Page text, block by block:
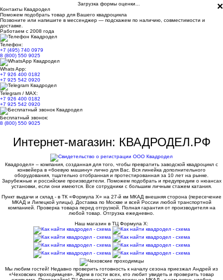
×
Загрузка формы оценки...
Контакты Квадродел
Поможем подобрать товар для Вашего квадроцикла
Позвоните или напишите в мессенджер — подскажем по наличию, совместимости и
доставке.
Работаем с 2008 года
Телефон:
+7 (495) 740 0979
8 (800) 550 9025
Whats App:
+7 926 400 0182
+7 925 542 0920
Telegram / MAX:
+7 926 400 0182
+7 925 542 0920
Бесплатный звонок:
8 (800) 550 9025
Интернет-магазин: КВАДРОДЕЛ.РФ
Квадродел» – компания, созданная для того, чтобы превратить заводской квадроцикл с
конвейера в «боевую машину» лично для Вас. Вся линейка дополнительного
оборудования, тщательно отобранная и протестированная за 10 лет на рынке.
Зарубежные и российские производители. Поможем подобрать и предупредим о нюансах
установки, если они имеются. Все сотрудники с большим личным стажем катания.
Пункт выдачи и склад - в ТК «Формула X» на 27-й км МКАД внешняя сторона (пересечение
МКАД и Липецкой улицы). Доставка по Москве и всей России любой транспортной
компанией. Проверка товара перед отгрузкой. Полная гарантия от производителя на
любой товар. Отгрузка ежедневно.
Наш магазин в ТЦ Формула Х:
Мы любим гостей! Недавно проверить готовность к началу сезона приезжал Андрей из
«Чеховских проходимцев». Ждем в гости всех, кто любит увидеть и проверить товар